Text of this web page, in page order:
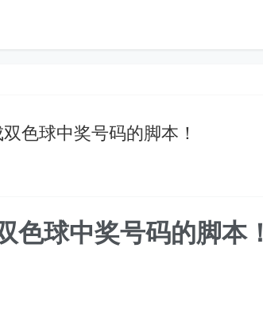
色球中奖号码的脚本！
球中奖号码的脚本！